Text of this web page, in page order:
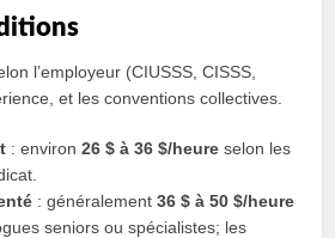
l’employeur (CIUSSS, CISSS,
et les conventions collectives.
: environ26 $ à 36 $/heure selon les
: généralement36 $ à 50 $/heure
seniors ou spécialistes; les